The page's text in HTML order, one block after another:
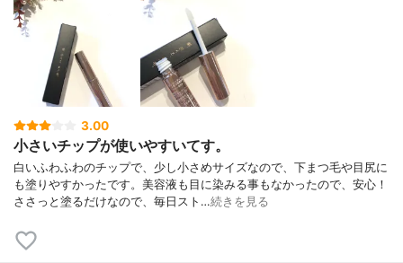
3.00
小さいチップが使いやすいてす。
白いふわふわのチップで、少し小さめサイズなので、下まつ毛や目尻に
も塗りやすかったです。美容液も目に染みる事もなかったので、安心！
ささっと塗るだけなので、毎日スト…続きを見る